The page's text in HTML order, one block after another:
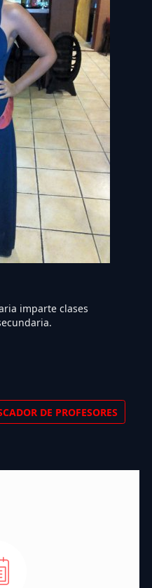
imparte clases
DE PROFESORES